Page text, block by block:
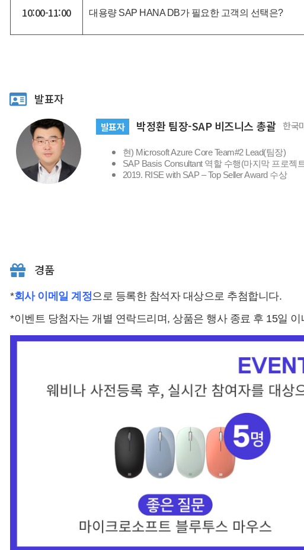
10:00-11:00 대용량 SAP HANA DB가 필요한 고객의 선택은?
발표자
발표자 박정환 팀장-SAP 비즈니스 총괄 한국
현) Microsoft Azure Core Team#2 Lead(팀장)
SAP Basis Consultant 역할 수행(마지막 프로젝
2019. RISE with SAP – Top Seller Award 수상
경품
*회사 이메일 계정 으로 등록한 참석자 대상으로 추첨합니다.
*이벤트 당첨자는 개별 연락드리며, 상품은 행사 종료 후 15일